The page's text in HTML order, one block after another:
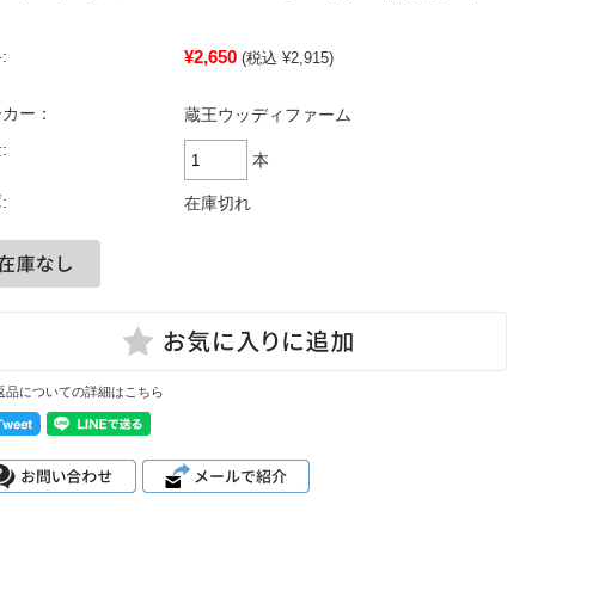
¥2,650 (税込 ¥2,915)
ー：
蔵王ウッディファーム
本
在庫切れ
品についての詳細はこちら